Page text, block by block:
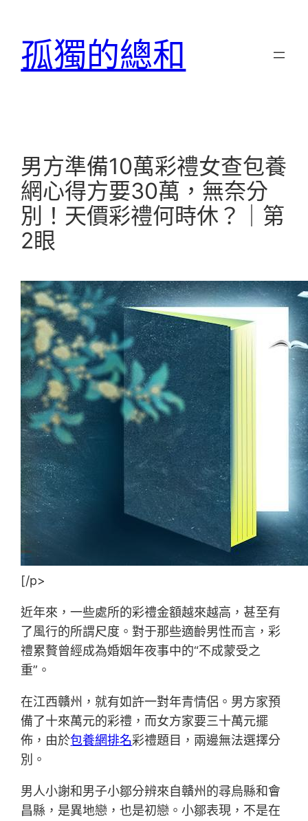
孤獨的總和
男方準備10萬彩禮女查包養
網心得方要30萬，無奈分
別！天價彩禮何時休？｜第
2眼
[/p>
近年來，一些處所的彩禮金額越來越高，甚至有
了風行的所謂尺度。對于那些適齡男性而言，彩
禮累贅曾經成為婚姻年夜事中的“不成蒙受之
重”。
在江西贛州，就有如許一對年青情侶。男方家預
備了十來萬元的彩禮，而女方家要三十萬元擺
佈，由於包養網排名彩禮題目，兩邊無法選擇分
別。
男人小謝和男子小鄒分辨來自贛州的尋烏縣和會
昌縣，是異地戀，也是初戀。小鄒表現，不是在